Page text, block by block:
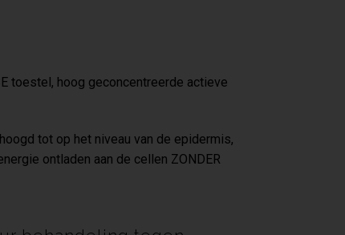
toestel, hoog geconcentreerde actieve
tot op het niveau van de epidermis,
ontladen aan de cellen ZONDER